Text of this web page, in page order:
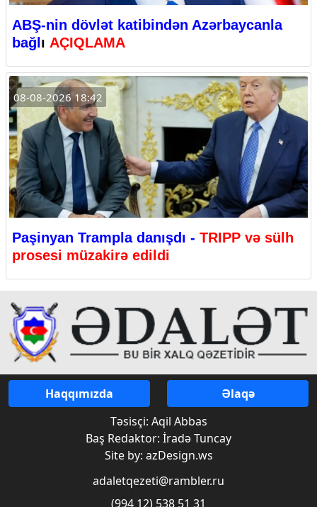
ABŞ-nin dövlət katibindən Azərbaycanla
bağl ı AÇIQLAMA
08-08-2026 18:42
Paşinyan Trampla danışdı - TRIPP və sülh
prosesi müzakirə edildi
Haqqımızda
Əlaqə
Təsisçi: Aqil Abbas
Baş Redaktor: İradə Tuncay
Site by: azDesign.ws
adaletqezeti@rambler.ru
(994 12) 538 51 31